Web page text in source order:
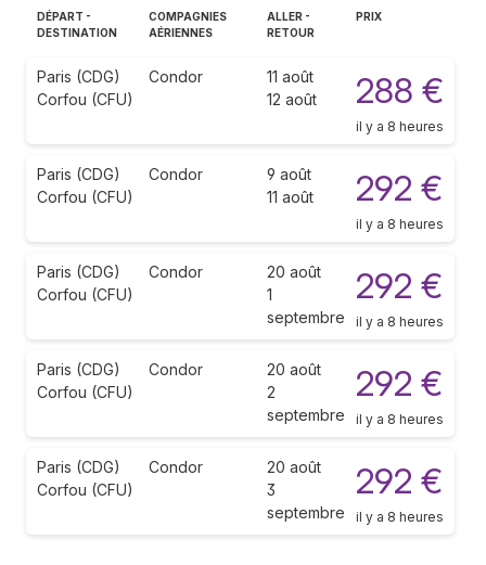
DÉPART -
DESTINATION
COMPAGNIES
AÉRIENNES
ALLER -
RETOUR
PRIX
Paris (CDG)
Corfou (CFU)
Condor
11 août
12 août
288 €
il y a 8 heures
Paris (CDG)
Corfou (CFU)
Condor
9 août
11 août
292 €
il y a 8 heures
Paris (CDG)
Corfou (CFU)
Condor
20 août
1
septembre
292 €
il y a 8 heures
Paris (CDG)
Corfou (CFU)
Condor
20 août
2
septembre
292 €
il y a 8 heures
Paris (CDG)
Corfou (CFU)
Condor
20 août
3
septembre
292 €
il y a 8 heures